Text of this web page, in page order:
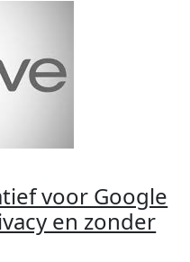
voor Google
en zonder